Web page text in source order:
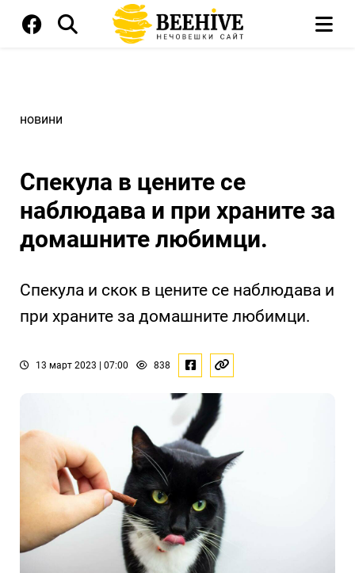
новини
Спекула в цените се
наблюдава и при храните за
домашните любимци.
Спекула и скок в цените се наблюдава и
при храните за домашните любимци.
13 март 2023 | 07:00 838